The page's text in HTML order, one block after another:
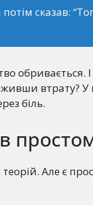
сказав:
обривається.
втрату? У
біль.
Але є